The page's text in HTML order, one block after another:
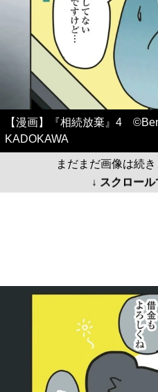
【漫画】『相続放棄』4
KADOKAWA
まだまだ画像は続き
↓ スクロー